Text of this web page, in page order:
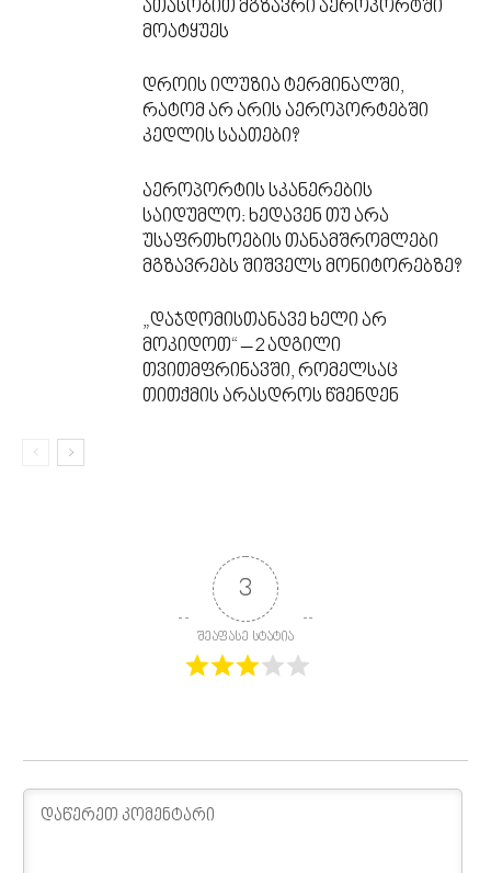
ათასობით მგზავრი აეროპორტში
მოატყუეს
დროის ილუზია ტერმინალში,
რატომ არ არის აეროპორტებში
კედლის საათები?
აეროპორტის სკანერების
საიდუმლო: ხედავენ თუ არა
უსაფრთხოების თანამშრომლები
მგზავრებს შიშველს მონიტორებზე?
„დაჯდომისთანავე ხელი არ
მოკიდოთ“ – 2 ადგილი
თვითმფრინავში, რომელსაც
თითქმის არასდროს წმენდენ
3
შეაფასე სტატია